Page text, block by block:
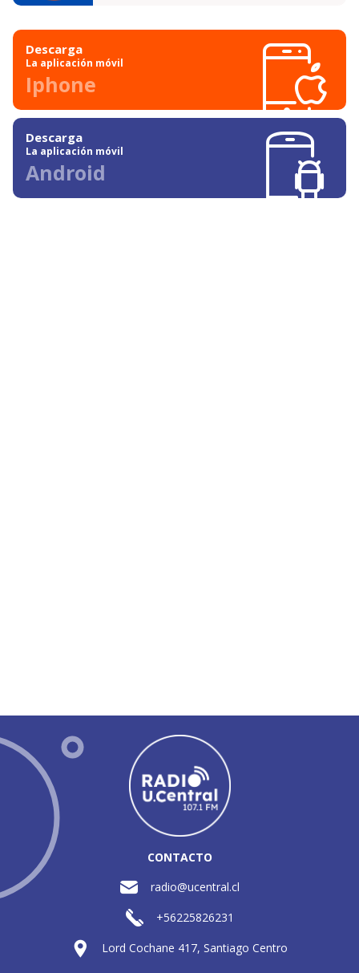
Descarga
La aplicación móvil
Iphone
Descarga
La aplicación móvil
Android
CONTACTO
radio@ucentral.cl
+56225826231
Lord Cochane 417, Santiago Centro